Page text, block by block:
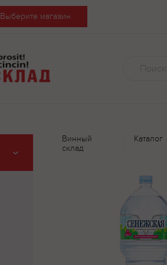
Выберите магазин
Винный
склад
Каталог